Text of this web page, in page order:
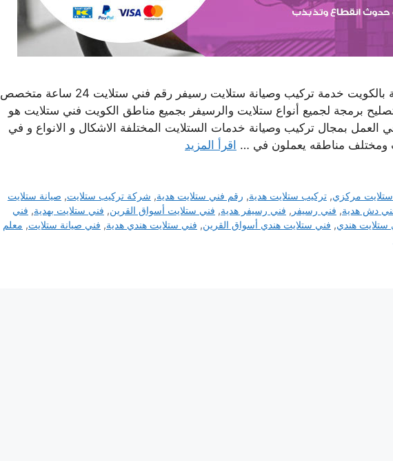
فني ستلايت هندي هدية بالكويت خدمة تركيب وصيانة ستلايت رسيفر رقم فني ستلايت 24 ساعة متخصص
برمجة لجميع أنواع ستلايت والرسيفر بجميع مناطق الكويت فني ستلايت هو
العمل بمجال تركيب وصيانة خدمات الستلايت المختلفة الاشكال و الانواع و في
ومختلف مناطقه يعملون في … اقرأ المزيد
مركزي,تركيب ستلايت هدية, رقم فني ستلايت هدية, شركة تركيب ستلايت, صيانة ستلايت
دش هدية, فني رسيفر , فني رسيفر هدية, فني ستلايت أسواق القرين, فني ستلايت بهدية, فني
ستلايت هندي, فني ستلايت هندي أسواق القرين, فني ستلايت هندي هدية, فني صيانة ستلايت, معلم